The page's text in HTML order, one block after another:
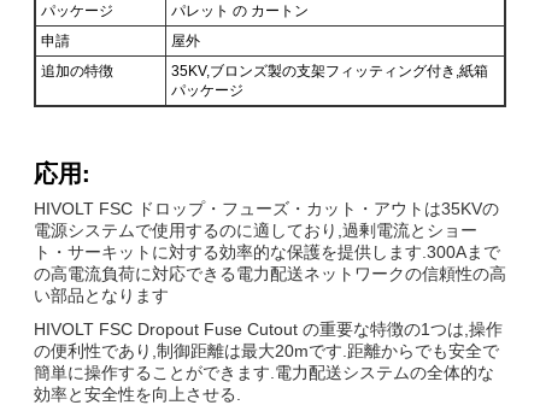
パッケージ
パレット の カートン
申請
屋外
追加の特徴
35KV,ブロンズ製の支架フィッティング付き,紙箱
パッケージ
応用:
HIVOLT FSC ドロップ・フューズ・カット・アウトは35KVの
電源システムで使用するのに適しており,過剰電流とショー
ト・サーキットに対する効率的な保護を提供します.300Aまで
の高電流負荷に対応できる電力配送ネットワークの信頼性の高
い部品となります
HIVOLT FSC Dropout Fuse Cutout の重要な特徴の1つは,操作
の便利性であり,制御距離は最大20mです.距離からでも安全で
簡単に操作することができます.電力配送システムの全体的な
効率と安全性を向上させる.